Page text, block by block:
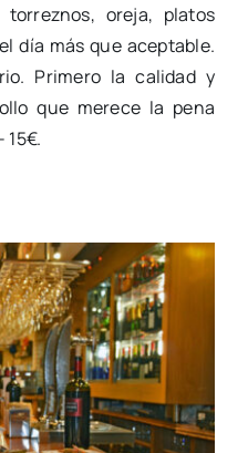
oreja, platos
día más que aceptable.
Primero la calidad y
que merece la pena
15€.